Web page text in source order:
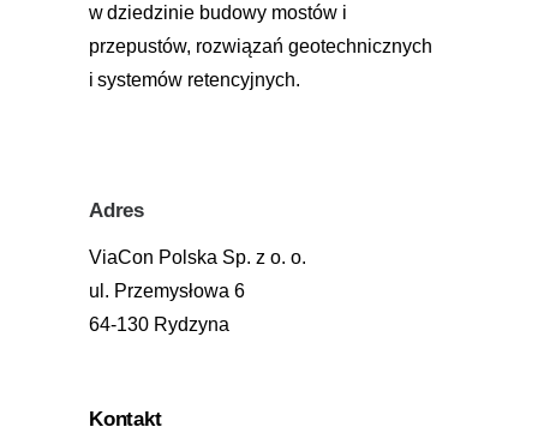
w dziedzinie budowy mostów i
przepustów, rozwiązań geotechnicznych
i systemów retencyjnych.
Adres
ViaCon Polska Sp. z o. o.
ul. Przemysłowa 6
64-130 Rydzyna
Kontakt